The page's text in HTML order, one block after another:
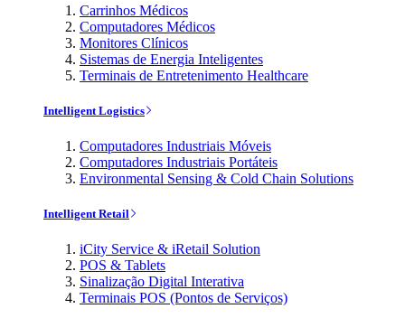
Carrinhos Médicos
Computadores Médicos
Monitores Clínicos
Sistemas de Energia Inteligentes
Terminais de Entretenimento Healthcare
Intelligent Logistics
Computadores Industriais Móveis
Computadores Industriais Portáteis
Environmental Sensing & Cold Chain Solutions
Intelligent Retail
iCity Service & iRetail Solution
POS & Tablets
Sinalização Digital Interativa
Terminais POS (Pontos de Serviços)